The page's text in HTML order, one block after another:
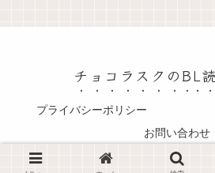
チョコラスクのBL
プライバシーポリシー
お問い合わせ
© 2024 チョコラスクのBL